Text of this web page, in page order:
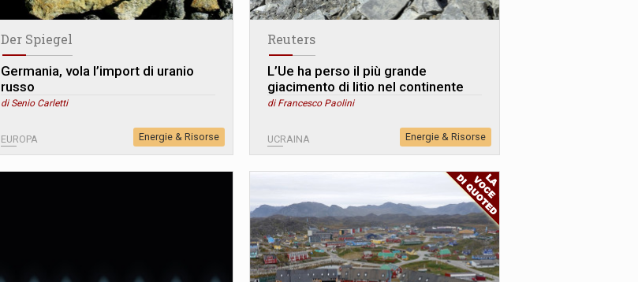
Der Spiegel
Germania, vola l’import di uranio
russo
di Senio Carletti
EUROPA Energie & Risorse
Reuters
L’Ue ha perso il più grande
giacimento di litio nel continente
di Francesco Paolini
UCRAINA Energie & Risorse